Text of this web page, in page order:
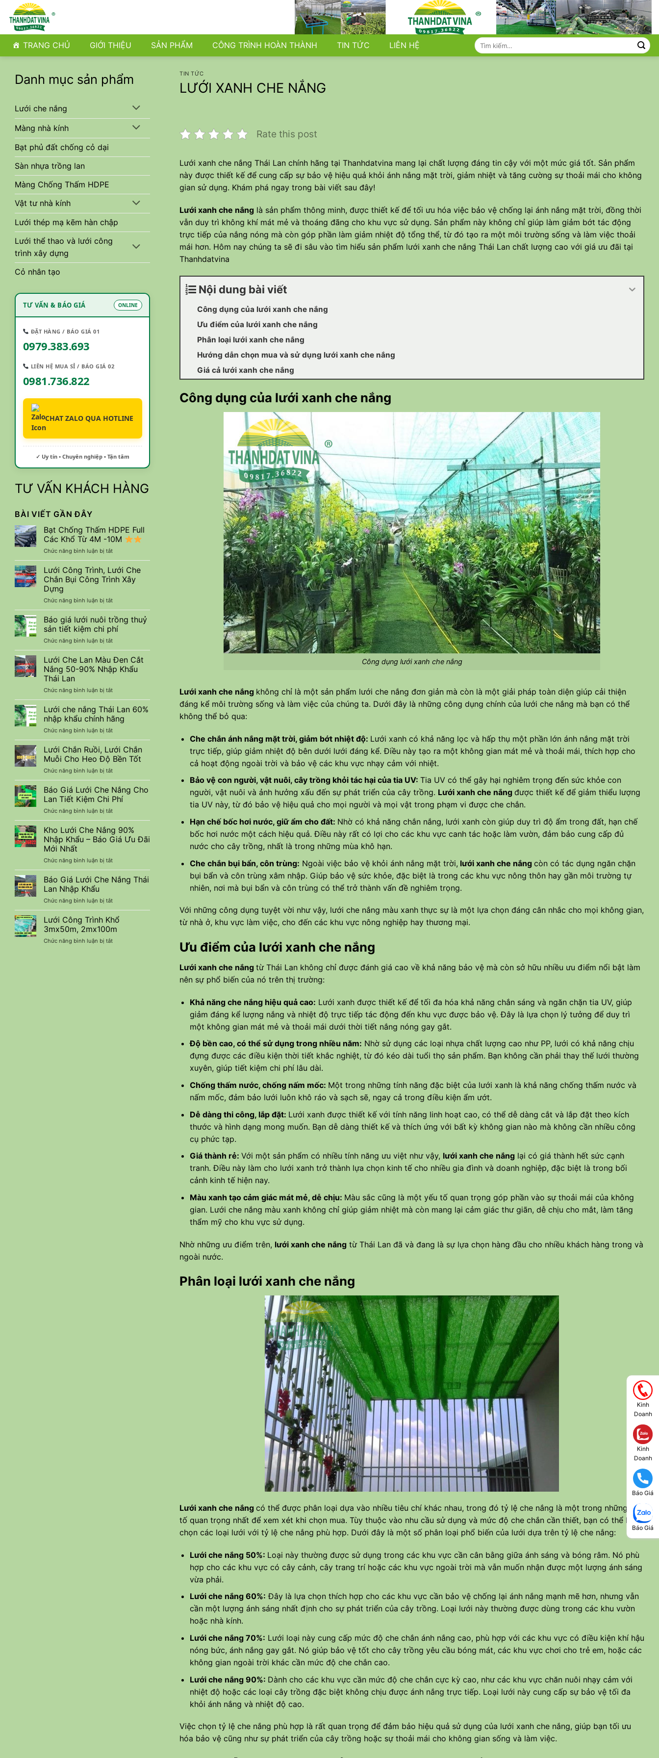
qua
dung TRANG CHỦ GIỚI THIỆU SẢN PHẨM CÔNG TRÌNH HOÀN THÀNH TIN TỨC LIÊN HỆ
Tìm
kiếm:
Danh mục sản phẩm
Lưới che nắng
Màng nhà kính
Bạt phủ đất chống cỏ dại
Sàn nhựa trồng lan
Màng Chống Thấm HDPE
Vật tư nhà kính
Lưới thép mạ kẽm hàn chập
Lưới thể thao và lưới công
trình xây dựng
Cỏ nhân tạo
TƯ VẤN & BÁO GIÁ ONLINE
ĐẶT HÀNG / BÁO GIÁ 01
0979.383.693
LIÊN HỆ MUA SỈ / BÁO GIÁ 02
0981.736.822
CHAT ZALO QUA HOTLINE
✓ Uy tín • Chuyên nghiệp • Tận tâm
TƯ VẤN KHÁCH HÀNG
BÀI VIẾT GẦN ĐÂY
Bạt Chống Thấm HDPE Full
Các Khổ Từ 4M -10M
Chức năng bình luận bị tắtở
Bạt
Chống
Thấm
HDPE
Các
Khổ
Từ
4M
-10M
Lưới Công Trình, Lưới Che
Chắn Bụi Công Trình Xây
Dựng
Chức năng bình luận bị tắtở
Lưới
Công
Trình,
Lưới
Che
Chắn
Bụi
Công
Trình
Dựng
Báo giá lưới nuôi trồng thuỷ
sản tiết kiệm chi phí
Chức năng bình luận bị tắtở
Báo
giá
lưới
nuôi
thuỷ
sản
tiết
kiệm
chi
phí
Lưới Che Lan Màu Đen Cắt
Nắng 50-90% Nhập Khẩu
Thái Lan
Chức năng bình luận bị tắtở
Lưới
Che
Lan
Màu
Đen
Cắt
Nắng
50-
Nhập
Khẩu
Thái
Lan
Lưới che nắng Thái Lan 60%
nhập khẩu chính hãng
Chức năng bình luận bị tắtở
Lưới
che
nắng
Thái
Lan
60%
nhập
khẩu
hãng
Lưới Chắn Ruồi, Lưới Chắn
Muỗi Cho Heo Độ Bền Tốt
Chức năng bình luận bị tắtở
Lưới
Chắn
Ruồi,
Lưới
Chắn
Muỗi
Cho
Heo
Tốt
Báo Giá Lưới Che Nắng Cho
Lan Tiết Kiệm Chi Phí
Chức năng bình luận bị tắtở
Báo
Giá
Lưới
Che
Cho
Lan
Tiết
Phí
Kho Lưới Che Nắng 90%
Nhập Khẩu – Báo Giá Ưu Đãi
Mới Nhất
Chức năng bình luận bị tắtở
Kho
Lưới
Che
90%
Nhập
Khẩu
–
Giá
Báo Giá Lưới Che Nắng Thái
Lan Nhập Khẩu
Chức năng bình luận bị tắtở
Báo
Giá
Lưới
Che
Nắng
Lưới Công Trình Khổ
3mx50m, 2mx100m
Chức năng bình luận bị tắtở
TIN TỨC
LƯỚI XANH CHE NẮNG
Rate this post
Lưới xanh che nắng Thái Lan chính hãng tại Thanhdatvina mang lại chất lượng đáng tin cậy với một mức giá tốt. Sản phẩm
này được thiết kế để cung cấp sự bảo vệ hiệu quả khỏi ánh nắng mặt trời, giảm nhiệt và tăng cường sự thoải mái cho không
gian sử dụng. Khám phá ngay trong bài viết sau đây!
Lưới xanh che nắng là sản phẩm thông minh, được thiết kế để tối ưu hóa việc bảo vệ chống lại ánh nắng mặt trời, đồng thời
vẫn duy trì không khí mát mẻ và thoáng đãng cho khu vực sử dụng. Sản phẩm này không chỉ giúp làm giảm bớt tác động
trực tiếp của nắng nóng mà còn góp phần làm giảm nhiệt độ tổng thể, từ đó tạo ra một môi trường sống và làm việc thoải
mái hơn. Hôm nay chúng ta sẽ đi sâu vào tìm hiểu sản phẩm lưới xanh che nắng Thái Lan chất lượng cao với giá ưu đãi tại
Thanhdatvina
Nội dung bài viết
Công dụng của lưới xanh che nắng
Ưu điểm của lưới xanh che nắng
Phân loại lưới xanh che nắng
Hướng dẫn chọn mua và sử dụng lưới xanh che nắng
Giá cả lưới xanh che nắng
Công dụng của lưới xanh che nắng
Công dụng lưới xanh che nắng
Lưới xanh che nắng không chỉ là một sản phẩm lưới che nắng đơn giản mà còn là một giải pháp toàn diện giúp cải thiện
đáng kể môi trường sống và làm việc của chúng ta. Dưới đây là những công dụng chính của lưới che nắng mà bạn có thể
không thể bỏ qua:
Che chắn ánh nắng mặt trời, giảm bớt nhiệt độ: Lưới xanh có khả năng lọc và hấp thụ một phần lớn ánh nắng mặt trời
trực tiếp, giúp giảm nhiệt độ bên dưới lưới đáng kể. Điều này tạo ra một không gian mát mẻ và thoải mái, thích hợp cho
cả hoạt động ngoài trời và bảo vệ các khu vực nhạy cảm với nhiệt.
Bảo vệ con người, vật nuôi, cây trồng khỏi tác hại của tia UV: Tia UV có thể gây hại nghiêm trọng đến sức khỏe con
người, vật nuôi và ảnh hưởng xấu đến sự phát triển của cây trồng. Lưới xanh che nắng được thiết kế để giảm thiểu lượng
tia UV này, từ đó bảo vệ hiệu quả cho mọi người và mọi vật trong phạm vi được che chắn.
Hạn chế bốc hơi nước, giữ ẩm cho đất: Nhờ có khả năng chắn nắng, lưới xanh còn giúp duy trì độ ẩm trong đất, hạn chế
bốc hơi nước một cách hiệu quả. Điều này rất có lợi cho các khu vực canh tác hoặc làm vườn, đảm bảo cung cấp đủ
nước cho cây trồng, nhất là trong những mùa khô hạn.
Che chắn bụi bẩn, côn trùng: Ngoài việc bảo vệ khỏi ánh nắng mặt trời, lưới xanh che nắng còn có tác dụng ngăn chặn
bụi bẩn và côn trùng xâm nhập. Giúp bảo vệ sức khỏe, đặc biệt là trong các khu vực nông thôn hay gần môi trường tự
nhiên, nơi mà bụi bẩn và côn trùng có thể trở thành vấn đề nghiêm trọng.
Với những công dụng tuyệt vời như vậy, lưới che nắng màu xanh thực sự là một lựa chọn đáng cân nhắc cho mọi không gian,
từ nhà ở, khu vực làm việc, cho đến các khu vực nông nghiệp hay thương mại.
Ưu điểm của lưới xanh che nắng
Lưới xanh che nắng từ Thái Lan không chỉ được đánh giá cao về khả năng bảo vệ mà còn sở hữu nhiều ưu điểm nổi bật làm
nên sự phổ biến của nó trên thị trường:
Khả năng che nắng hiệu quả cao: Lưới xanh được thiết kế để tối đa hóa khả năng chắn sáng và ngăn chặn tia UV, giúp
giảm đáng kể lượng nắng và nhiệt độ trực tiếp tác động đến khu vực được bảo vệ. Đây là lựa chọn lý tưởng để duy trì
một không gian mát mẻ và thoải mái dưới thời tiết nắng nóng gay gắt.
Độ bền cao, có thể sử dụng trong nhiều năm: Nhờ sử dụng các loại nhựa chất lượng cao như PP, lưới có khả năng chịu
đựng được các điều kiện thời tiết khắc nghiệt, từ đó kéo dài tuổi thọ sản phẩm. Bạn không cần phải thay thế lưới thường
xuyên, giúp tiết kiệm chi phí lâu dài.
Chống thấm nước, chống nấm mốc: Một trong những tính năng đặc biệt của lưới xanh là khả năng chống thấm nước và
nấm mốc, đảm bảo lưới luôn khô ráo và sạch sẽ, ngay cả trong điều kiện ẩm ướt.
Dễ dàng thi công, lắp đặt: Lưới xanh được thiết kế với tính năng linh hoạt cao, có thể dễ dàng cắt và lắp đặt theo kích
thước và hình dạng mong muốn. Bạn dễ dàng thiết kế và thích ứng với bất kỳ không gian nào mà không cần nhiều công
cụ phức tạp.
Giá thành rẻ: Với một sản phẩm có nhiều tính năng ưu việt như vậy, lưới xanh che nắnglại có giá thành hết sức cạnh
tranh. Điều này làm cho lưới xanh trở thành lựa chọn kinh tế cho nhiều gia đình và doanh nghiệp, đặc biệt là trong bối
cảnh kinh tế hiện nay.
Màu xanh tạo cảm giác mát mẻ, dễ chịu: Màu sắc cũng là một yếu tố quan trọng góp phần vào sự thoải mái của không
gian. Lưới che nắng màu xanh không chỉ giúp giảm nhiệt mà còn mang lại cảm giác thư giãn, dễ chịu cho mắt, làm tăng
thẩm mỹ cho khu vực sử dụng.
Nhờ những ưu điểm trên, lưới xanh che nắng từ Thái Lan đã và đang là sự lựa chọn hàng đầu cho nhiều khách hàng trong và
ngoài nước.
Phân loại lưới xanh che nắng
Lưới xanh che nắng có thể được phân loại dựa vào nhiều tiêu chí khác nhau, trong đó tỷ lệ che nắng là một trong những yếu
tố quan trọng nhất để xem xét khi chọn mua. Tùy thuộc vào nhu cầu sử dụng và mức độ che chắn cần thiết, bạn có thể lựa
chọn các loại lưới với tỷ lệ che nắng phù hợp. Dưới đây là một số phân loại phổ biến của lưới dựa trên tỷ lệ che nắng:
Lưới che nắng 50%: Loại này thường được sử dụng trong các khu vực cần cân bằng giữa ánh sáng và bóng râm. Nó phù
hợp cho các khu vực có cây cảnh, cây trang trí hoặc các khu vực ngoài trời mà vẫn muốn nhận được một lượng ánh sáng
vừa phải.
Lưới che nắng 60%: Đây là lựa chọn thích hợp cho các khu vực cần bảo vệ chống lại ánh nắng mạnh mẽ hơn, nhưng vẫn
cần một lượng ánh sáng nhất định cho sự phát triển của cây trồng. Loại lưới này thường được dùng trong các khu vườn
hoặc nhà kính.
Lưới che nắng 70%: Lưới loại này cung cấp mức độ che chắn ánh nắng cao, phù hợp với các khu vực có điều kiện khí hậu
nóng bức, ánh nắng gay gắt. Nó giúp bảo vệ tốt cho cây trồng yêu cầu bóng mát, các khu vực chơi cho trẻ em, hoặc các
không gian ngoài trời khác cần mức độ che chắn cao.
Lưới che nắng 90%: Dành cho các khu vực cần mức độ che chắn cực kỳ cao, như các khu vực chăn nuôi nhạy cảm với
nhiệt độ hoặc các loại cây trồng đặc biệt không chịu được ánh nắng trực tiếp. Loại lưới này cung cấp sự bảo vệ tối đa
khỏi ánh nắng và nhiệt độ cao.
Việc chọn tỷ lệ che nắng phù hợp là rất quan trọng để đảm bảo hiệu quả sử dụng của lưới xanh che nắng, giúp bạn tối ưu
hóa bảo vệ cũng như sự phát triển của cây trồng hoặc sự thoải mái cho không gian sống và làm việc.
Kinh
Doanh
Kinh
Doanh
Báo Giá
Báo Giá